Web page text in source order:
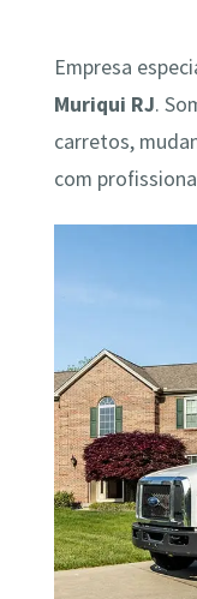
Empresa
Muriqui RJ.
carretos,
com